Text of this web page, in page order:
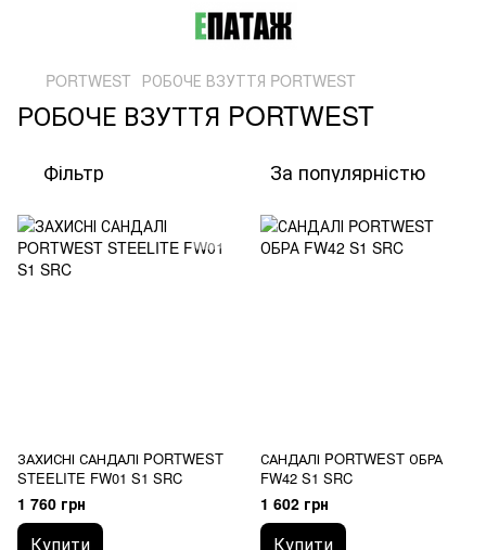
PORTWEST РОБОЧЕ ВЗУТТЯ PORTWEST
РОБОЧЕ ВЗУТТЯ PORTWEST
Фільтр За популярністю
ЗАХИСНІ САНДАЛІ PORTWEST
STEELITE FW01 S1 SRC
1 760 грн
Купити
САНДАЛІ PORTWEST ОБРА
FW42 S1 SRC
1 602 грн
Купити